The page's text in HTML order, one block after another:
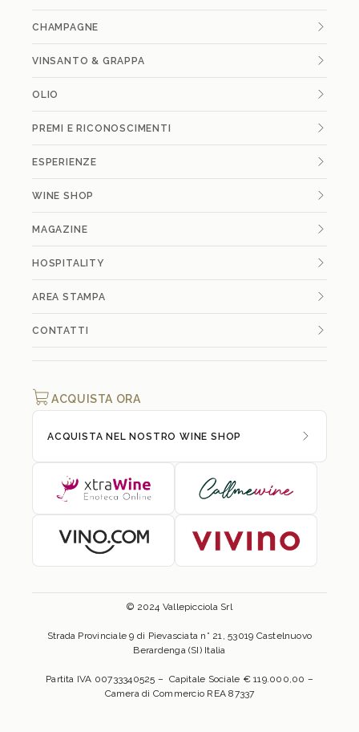
CHAMPAGNE
VINSANTO & GRAPPA
OLIO
PREMI E RICONOSCIMENTI
ESPERIENZE
WINE SHOP
MAGAZINE
HOSPITALITY
AREA STAMPA
CONTATTI
ACQUISTA ORA
ACQUISTA NEL NOSTRO WINE SHOP
© 2024 Vallepicciola Srl
Strada Provinciale 9 di Pievasciata n° 21, 53019 Castelnuovo
Berardenga (SI) Italia
Partita IVA 00733340525 – Capitale Sociale € 119.000,00 –
Camera di Commercio REA 87337